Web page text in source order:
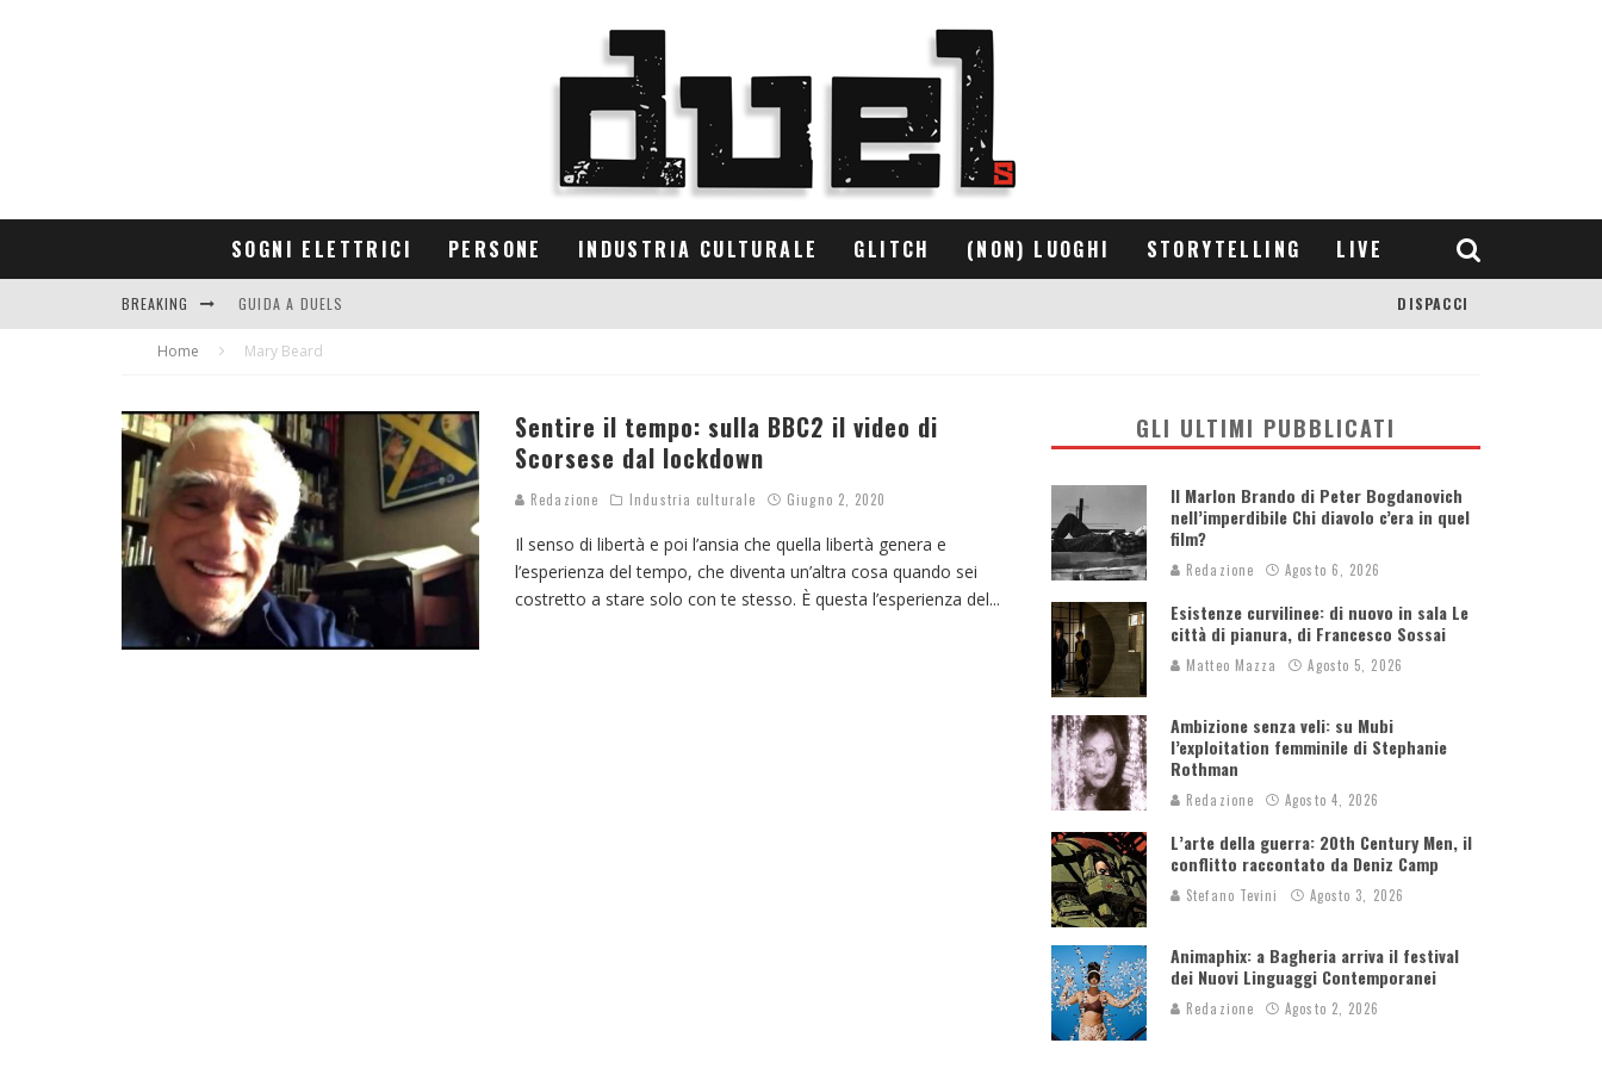
SOGNI ELETTRICI PERSONE INDUSTRIA CULTURALE GLITCH (NON) LUOGHI STORYTELLING LIVE
BREAKING GUIDA A DUELS
CONTRIBUTORS
DISPACCI
Home Mary Beard
Sentire il tempo: sulla BBC2 il video di
Scorsese dal lockdown
Redazione Industria culturale Giugno 2, 2020
Il senso di libertà e poi l’ansia che quella libertà genera e
l’esperienza del tempo, che diventa un’altra cosa quando sei
costretto a stare solo con te stesso. È questa l’esperienza del...
GLI ULTIMI PUBBLICATI
Il Marlon Brando di Peter Bogdanovich
nell’imperdibile Chi diavolo c’era in quel
film?
Redazione Agosto 6, 2026
Esistenze curvilinee: di nuovo in sala Le
città di pianura, di Francesco Sossai
Matteo Mazza Agosto 5, 2026
Ambizione senza veli: su Mubi
l’exploitation femminile di Stephanie
Rothman
Redazione Agosto 4, 2026
L’arte della guerra: 20th Century Men, il
conflitto raccontato da Deniz Camp
Stefano Tevini Agosto 3, 2026
Animaphix: a Bagheria arriva il festival
dei Nuovi Linguaggi Contemporanei
Redazione Agosto 2, 2026